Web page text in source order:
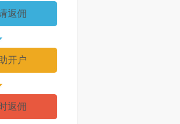
71085元
60385元
返佣
开户
返佣